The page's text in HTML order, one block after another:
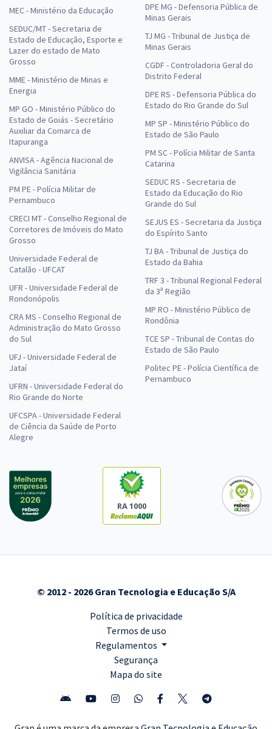
MEC - Ministério da Educação
SEDUC/MT - Secretaria de
Estado de Educação, Esporte e
Lazer do estado de Mato
Grosso
MME - Ministério de Minas e
Energia
MP GO - Ministério Público do
Estado de Goiás - Secretário
Auxiliar da Comarca de
Itapuranga
ANVISA - Agência Nacional de
Vigilância Sanitária
PM PE - Polícia Militar de
Pernambuco
CRECI MT - Conselho Regional de
Corretores de Imóveis do Mato
Grosso
Universidade Federal de
Catalão - UFCAT
UFR - Universidade Federal de
Rondonópolis
CRA MS - Conselho Regional de
Administração do Mato Grosso
do Sul
UFJ - Universidade Federal de
Jataí
UFRN - Universidade Federal do
Rio Grande do Norte
UFCSPA - Universidade Federal
de Ciência da Saúde de Porto
Alegre
DPE MG - Defensoria Pública de
Minas Gerais
TJ MG - Tribunal de Justiça de
Minas Gerais
CGDF - Controladoria Geral do
Distrito Federal
DPE RS - Defensoria Pública do
Estado do Rio Grande do Sul
MP SP - Ministério Público do
Estado de São Paulo
PM SC - Polícia Militar de Santa
Catarina
SEDUC RS - Secretaria de
Estado da Educação do Rio
Grande do Sul
SEJUS ES - Secretaria da Justiça
do Espírito Santo
TJ BA - Tribunal de Justiça do
Estado da Bahia
TRF 3 - Tribunal Regional Federal
da 3ª Região
MP RO - Ministério Público de
Rondônia
TCE SP - Tribunal de Contas do
Estado de São Paulo
Politec PE - Polícia Científica de
Pernambuco
RA 1000
© 2012 - 2026 Gran Tecnologia e Educação S/A
Política de privacidade
Termos de uso
Regulamentos
Segurança
Mapa do site